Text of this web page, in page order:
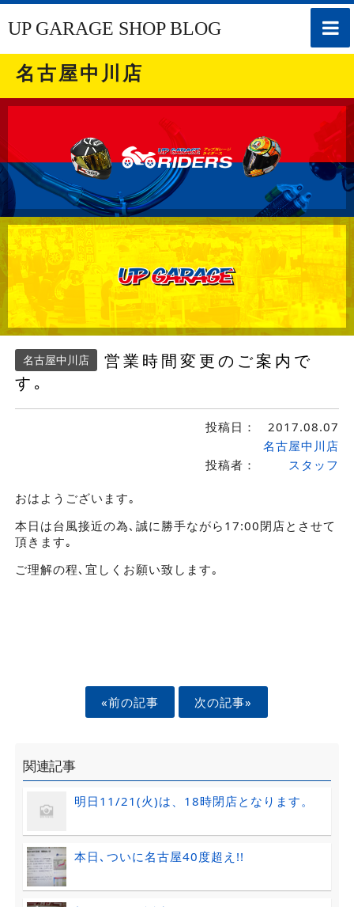
toggle
UP GARAGE SHOP BLOG
名古屋中川店
名古屋中川店
営業時間変更のご案内で
す｡
投稿日： 2017.08.07
投稿者：
名古屋中川店
スタッフ
おはようございます｡
本日は台風接近の為､誠に勝手ながら17:00閉店とさせて
頂きます｡
ご理解の程､宜しくお願い致します｡
«前の記事 次の記事»
関連記事
明日11/21(火)は、18時閉店となります。
本日､ついに名古屋40度超え!!